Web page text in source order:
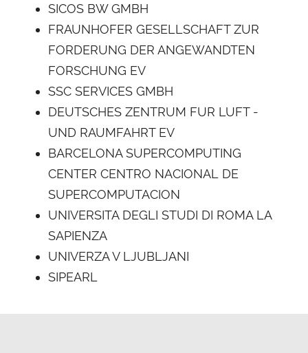
SICOS BW GMBH
FRAUNHOFER GESELLSCHAFT ZUR
FORDERUNG DER ANGEWANDTEN
FORSCHUNG EV
SSC SERVICES GMBH
DEUTSCHES ZENTRUM FUR LUFT -
UND RAUMFAHRT EV
BARCELONA SUPERCOMPUTING
CENTER CENTRO NACIONAL DE
SUPERCOMPUTACION
UNIVERSITA DEGLI STUDI DI ROMA LA
SAPIENZA
UNIVERZA V LJUBLJANI
SIPEARL